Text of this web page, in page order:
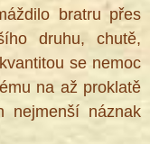
bratru přes
druhu, chutě,
se nemoc
na až proklatě
nejmenší náznak